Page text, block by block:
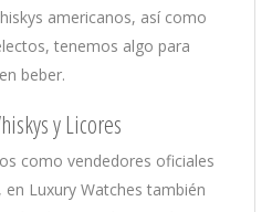
americanos, así como
tenemos algo para
beber.
y Licores
como vendedores oficiales
Luxury Watches también